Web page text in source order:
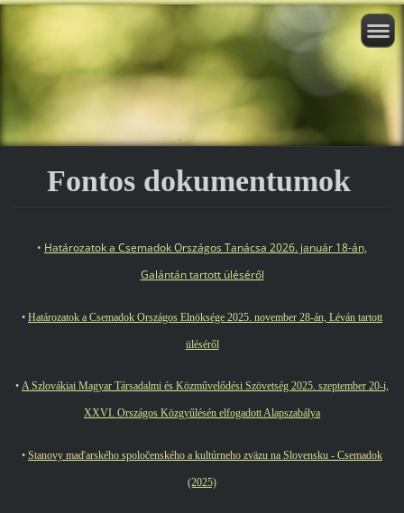
Fontos dokumentumok
• Határozatok a Csemadok Országos Tanácsa 2026. január 18-án,
Galántán tartott üléséről
• Határozatok a Csemadok Országos Elnöksége 2025. november 28-án, Léván tartott
üléséről
• A Szlovákiai Magyar Társadalmi és Közművelődési Szövetség 2025. szeptember 20-i,
XXVI. Országos Közgyűlésén elfogadott Alapszabálya
• Stanovy maďarského spoločenského a kultúrneho zväzu na Slovensku - Csemadok
(2025)